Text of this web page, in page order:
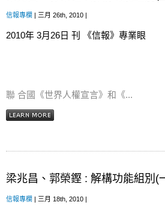
信報專欄 | 三月 26th, 2010 |
2010年 3月26日 刊 《信報》專業眼
聯 合國《世界人權宣言》和《...
梁兆昌、郭榮鏗 : 解構功能組別(
信報專欄 | 三月 18th, 2010 |